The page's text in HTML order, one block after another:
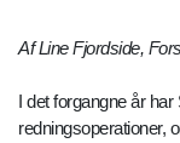
Af Line Fjordside,
I det forgangne år
redningsoperationer,